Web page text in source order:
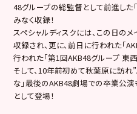
48グループの総監督として前進した
みなく収録！
スペシャルディスクには、この日の
収録され、更に、前日に行われた「
行われた「第1回AKB48グループ 東
そして、10年前初めて秋葉原に訪れ
な」最後のAKB48劇場での卒業公
として登場！